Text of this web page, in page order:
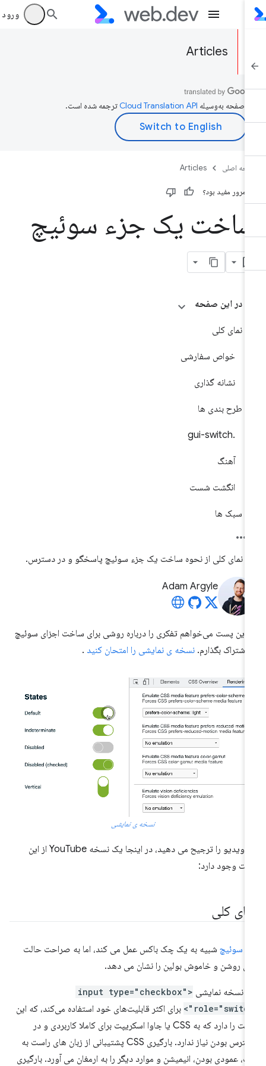
ورود به
Articles
صفحه به‌وسیله ترجمه شده است.
اصلی Articles
مرور مفید بود؟
یک جزء سوئیچ
در این صفحه
نمای کلی
خواص سفارشی
نشانه گذاری
طرح بندی ها
آهنگ
انگشت شست
سبک ها
نمای کلی از نحوه ساخت یک جزء سوئیچ پاسخگو و در دسترس.
Adam Argyle
این پست می‌خواهم تفکری را درباره روشی برای ساخت اجزای سوئیچ
اشتراک بگذارم.نسخه ی نمایشی را امتحان کنید.
نسخه ی نمایشی
اگر ویدیو را ترجیح می دهید، در اینجا یک نسخه YouTube از این
وجود دارد:
کلی
سوئیچشبیه به یک چک باکس عمل می کند، اما به صراحت حالت
روشن و خاموش بولین را نشان می دهد.
نسخه نمایشی <input type="checkbox"
برای اکثر قابلیت‌های خود استفاده می‌کند، که این
مزیت را دارد که به CSS یا جاوا اسکریپت برای کاملا کاربردی و در
دسترس بودن نیاز ندارد. بارگیری CSS پشتیبانی از زبان های راست به
عمودی بودن، انیمیشن و موارد دیگر را به ارمغان می آورد. بارگیری